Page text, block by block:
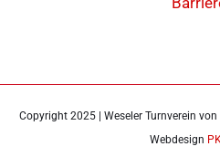
Copyright 2025 | Weseler Turnverein
Webdesign